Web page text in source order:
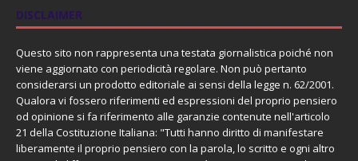
DISCLAIMER
Questo sito non rappresenta una testata giornalistica poiché non
viene aggiornato con periodicità regolare. Non può pertanto
considerarsi un prodotto editoriale ai sensi della legge n. 62/2001.
Qualora vi fossero riferimenti ed espressioni del proprio pensiero
od opinione si fa riferimento alle garanzie contenute nell'articolo
21 della Costituzione Italiana: "Tutti hanno diritto di manifestare
liberamente il proprio pensiero con la parola, lo scritto e ogni altro